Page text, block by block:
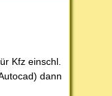
Kfz einschl.
dann